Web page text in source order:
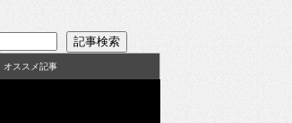
オススメ記事